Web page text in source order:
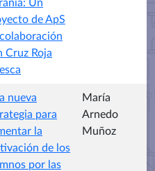
Un
de ApS
Cruz Roja
nueva
para
la
de los
por las
María
Arnedo
Muñoz